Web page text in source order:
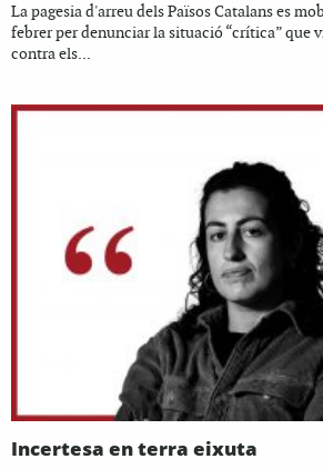
La pagesia d'arreu dels Països Catalans es
febrer per denunciar la situació “crítica” que
contra els...
Incertesa en terra eixuta